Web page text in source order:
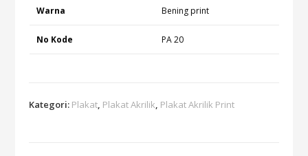
Warna Bening print
No Kode PA 20
Kategori: Plakat, Plakat Akrilik, Plakat Akrilik Print